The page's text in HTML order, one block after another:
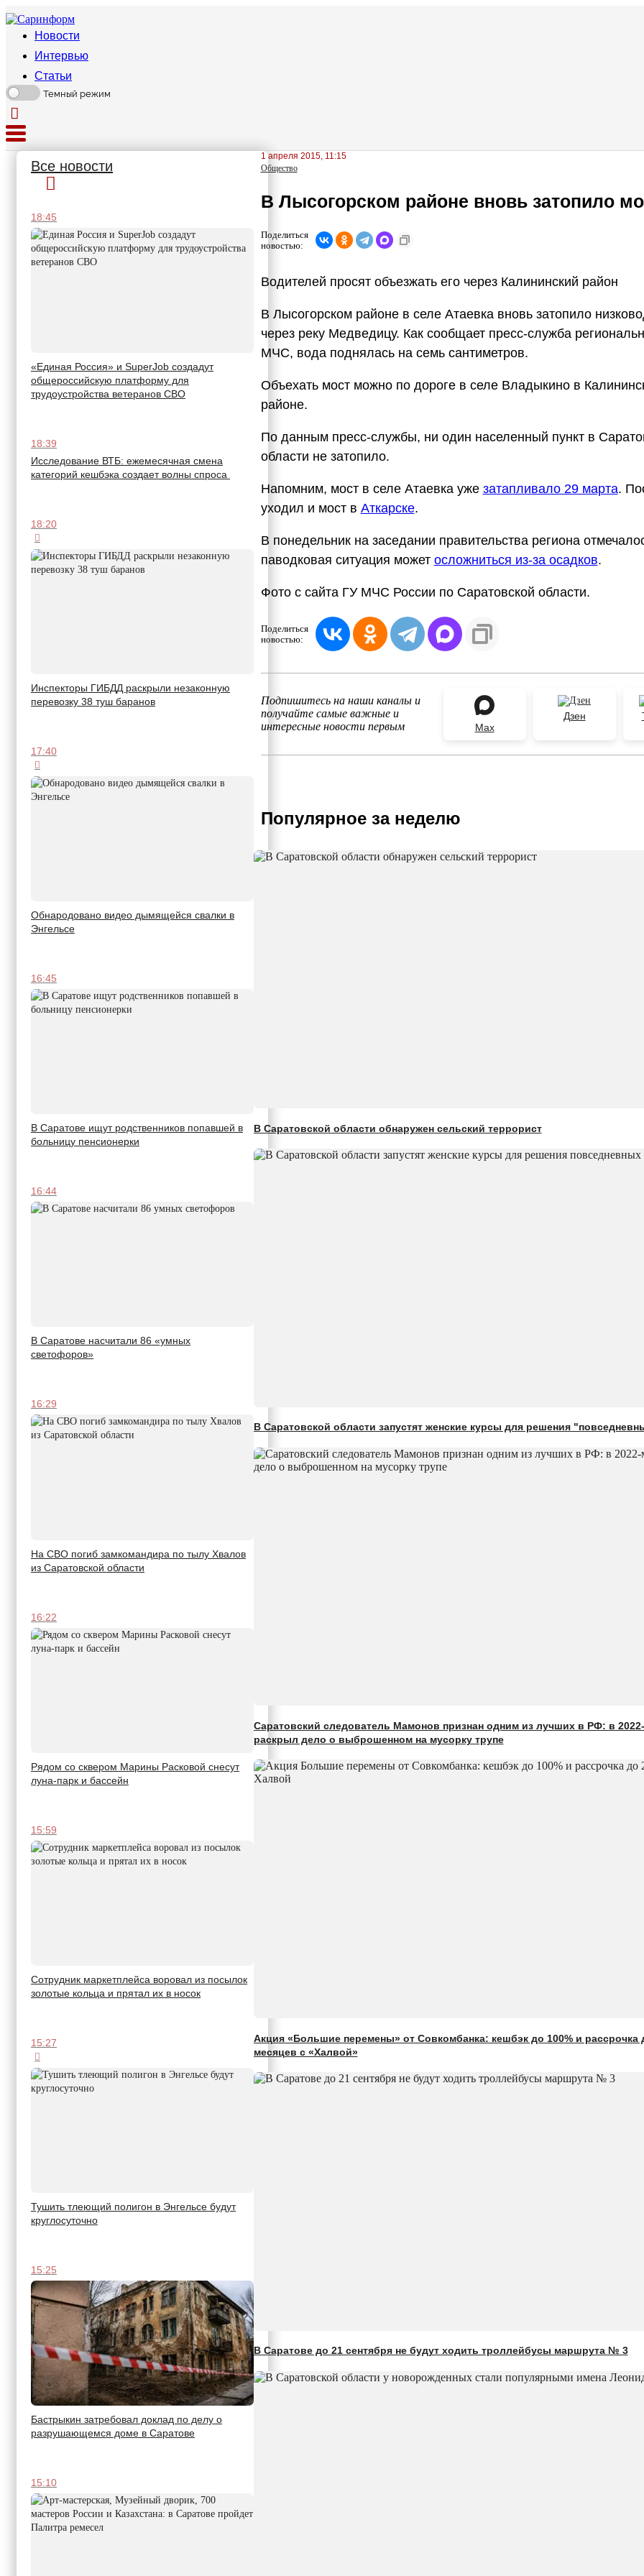
Новости
Интервью
Статьи
Темный режим
Все новости
18:45
«Единая Россия» и SuperJob создадут
общероссийскую платформу для
трудоустройства ветеранов СВО
18:39
Исследование ВТБ: ежемесячная смена
категорий кешбэка создает волны спроса
18:20
Инспекторы ГИБДД раскрыли незаконную
перевозку 38 туш баранов
17:40
Обнародовано видео дымящейся свалки в
Энгельсе
16:45
В Саратове ищут родственников попавшей в
больницу пенсионерки
16:44
В Саратове насчитали 86 «умных
светофоров»
16:29
На СВО погиб замкомандира по тылу Хвалов
из Саратовской области
16:22
Рядом со сквером Марины Расковой снесут
луна-парк и бассейн
15:59
Сотрудник маркетплейса воровал из посылок
золотые кольца и прятал их в носок
15:27
Тушить тлеющий полигон в Энгельсе будут
круглосуточно
15:25
Бастрыкин затребовал доклад по делу о
разрушающемся доме в Саратове
15:10
1 апреля 2015, 11:15
Общество
В Лысогорском районе вновь затопило
Поделиться
новостью:
Водителей просят объезжать его через Калининский район
В Лысогорском районе в селе Атаевка вновь затопило
через реку Медведицу. Как сообщает пресс-служба
МЧС, вода поднялась на семь сантиметров.
Объехать мост можно по дороге в селе Владыкино в
районе.
По данным пресс-службы, ни один населенный пункт в
области не затопило.
Напомним, мост в селе Атаевка уже затапливало 29 марта.
уходил и мост в Аткарске.
В понедельник на заседании правительства региона
паводковая ситуация может осложниться из-за осадков.
Фото с сайта ГУ МЧС России по Саратовской области.
Поделиться
новостью:
Подпишитесь на наши каналы и
получайте самые важные и
интересные новости первым
Max
Дзен
Популярное за неделю
В Саратовской области обнаружен сельский террорист
В Саратовской области запустят женские курсы для решения
Саратовский следователь Мамонов признан одним из лучших в РФ: в
раскрыл дело о выброшенном на мусорку трупе
Акция «Большие перемены» от Совкомбанка: кешбэк до 100% и рассрочка
месяцев с «Халвой»
В Саратове до 21 сентября не будут ходить троллейбусы маршрута № 3